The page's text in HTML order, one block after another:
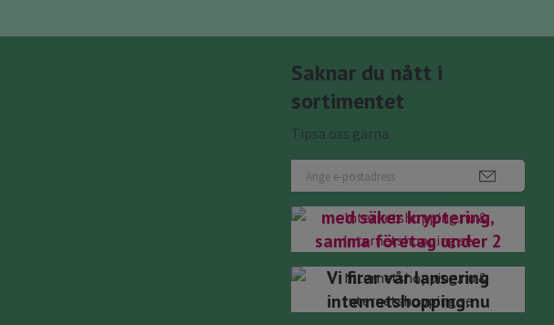
Saknar du nått i
sortimentet
Tipsa oss gärna
Nu har du kommit rätt
internetshopping.se
Internetshopping.nu
med säker kryptering,
samma företag under 2
domäner.bifirma till
Antenngrabben Teknik
& Data Välkomna!
Vi firar vår lansering
internetshopping.nu